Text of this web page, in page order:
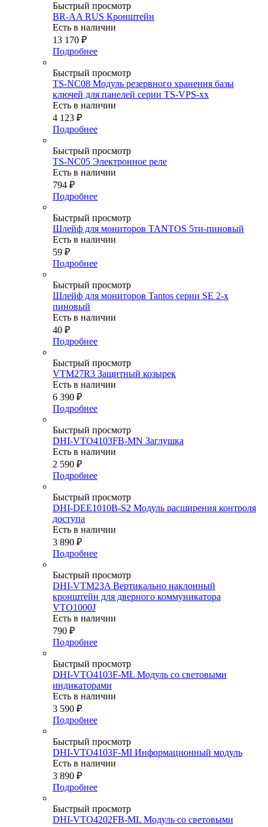
Быстрый просмотр
BR-AA RUS Кронштейн
Есть в наличии
13 170 ₽
Подробнее
Быстрый просмотр
TS-NC08 Модуль резервного хранения базы
ключей для панелей серии TS-VPS-xx
Есть в наличии
4 123 ₽
Подробнее
Быстрый просмотр
TS-NC05 Электронное реле
Есть в наличии
794 ₽
Подробнее
Быстрый просмотр
Шлейф для мониторов TANTOS 5ти-пиновый
Есть в наличии
59 ₽
Подробнее
Быстрый просмотр
Шлейф для мониторов Tantos серии SE 2-х
пиновый
Есть в наличии
40 ₽
Подробнее
Быстрый просмотр
VTM27R3 Защитный козырек
Есть в наличии
6 390 ₽
Подробнее
Быстрый просмотр
DHI-VTO4103FB-MN Заглушка
Есть в наличии
2 590 ₽
Подробнее
Быстрый просмотр
DHI-DEE1010B-S2 Модуль расширения контроля
доступа
Есть в наличии
3 890 ₽
Подробнее
Быстрый просмотр
DHI-VTM23A Вертикально наклонный
кронштейн для дверного коммуникатора
VTO1000J
Есть в наличии
790 ₽
Подробнее
Быстрый просмотр
DHI-VTO4103F-ML Модуль со световыми
индикаторами
Есть в наличии
3 590 ₽
Подробнее
Быстрый просмотр
DHI-VTO4103F-MI Информационный модуль
Есть в наличии
3 890 ₽
Подробнее
Быстрый просмотр
DHI-VTO4202FB-ML Модуль со световыми